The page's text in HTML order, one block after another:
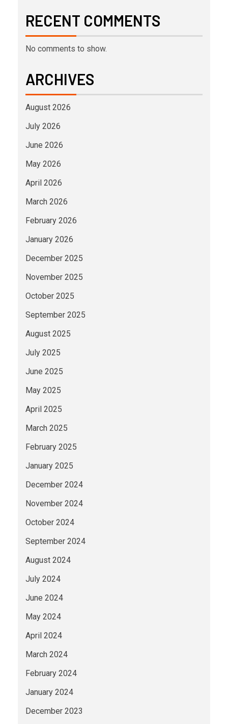
RECENT COMMENTS
No comments to show.
ARCHIVES
August 2026
July 2026
June 2026
May 2026
April 2026
March 2026
February 2026
January 2026
December 2025
November 2025
October 2025
September 2025
August 2025
July 2025
June 2025
May 2025
April 2025
March 2025
February 2025
January 2025
December 2024
November 2024
October 2024
September 2024
August 2024
July 2024
June 2024
May 2024
April 2024
March 2024
February 2024
January 2024
December 2023